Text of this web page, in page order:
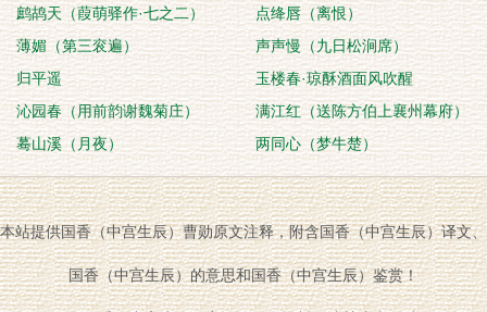
鹧鸪天（葭萌驿作·七之二）
点绛唇（离恨）
薄媚（第三衮遍）
声声慢（九日松涧席）
归平遥
玉楼春·琼酥酒面风吹醒
沁园春（用前韵谢魏菊庄）
满江红（送陈方伯上襄州幕府）
蓦山溪（月夜）
两同心（梦牛楚）
本站提供国香（中宫生辰）曹勋原文注释，附含国香（中宫生辰）译文、
国香（中宫生辰）的意思和国香（中宫生辰）鉴赏！